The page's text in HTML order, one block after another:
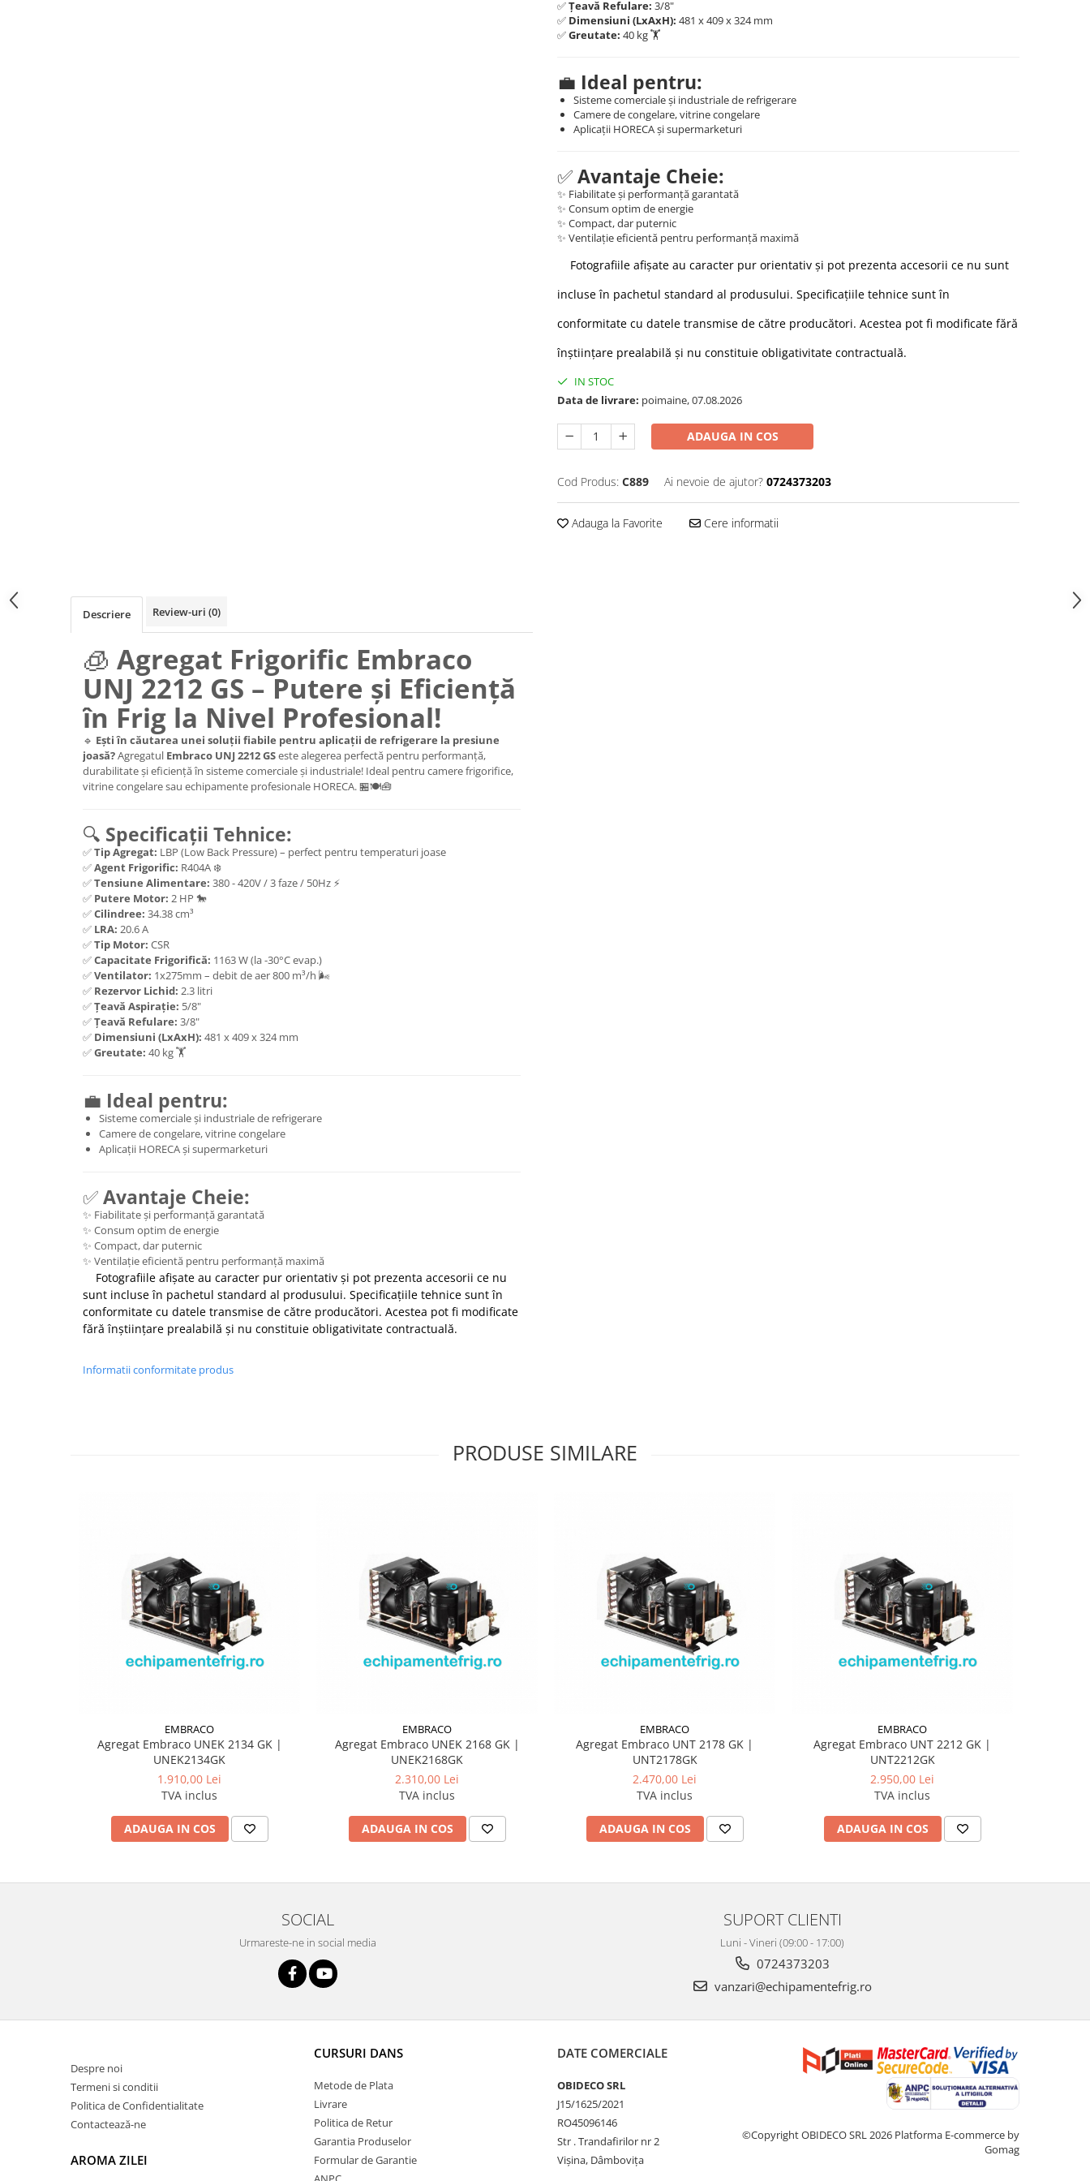
✅Țeavă Refulare: 3/8"
✅ Dimensiuni (LxAxH): 481 x 409 x 324 mm
✅Greutate: 40 kg 🏋️
💼 Ideal pentru:
Sisteme comerciale și industriale de refrigerare
Camere de congelare, vitrine congelare
Aplicații HORECA și supermarketuri
✅Avantaje Cheie:
✨ Fiabilitate și performanță garantată
✨ Consum optim de energie
✨ Compact, dar puternic
✨ Ventilație eficientă pentru performanță maximă
Fotografiile afișate au caracter pur orientativ și pot prezenta accesorii ce nu sunt
incluse în pachetul standard al produsului. Specificațiile tehnice sunt în
conformitate cu datele transmise de către producători. Acestea pot fi modificate fără
înștiințare prealabilă și nu constituie obligativitate contractuală.
IN STOC
Data de livrare: poimaine, 07.08.2026
ADAUGA IN COS
Cod Produs: C889 Ai nevoie de ajutor? 0724373203
Adauga la Favorite Cere informatii
Descriere Review-uri (0)
🧊 Agregat Frigorific Embraco
UNJ 2212 GS – Putere și Eficiență
în Frig la Nivel Profesional!
🔹 Ești în căutarea unei soluții fiabile pentru aplicații de refrigerare la presiune
joasă?Agregatul Embraco UNJ 2212 GSeste alegerea perfectă pentru performanță,
durabilitate și eficiență în sisteme comerciale și industriale! Ideal pentru camere frigorifice,
vitrine congelare sau echipamente profesionale HORECA. 🏪🍽️🧰
🔍 Specificații Tehnice:
✅Tip Agregat: LBP (Low Back Pressure) – perfect pentru temperaturi joase
✅Agent Frigorific: R404A ❄️
✅Tensiune Alimentare: 380 - 420V / 3 faze / 50Hz ⚡
✅ Putere Motor: 2 HP 🐎
✅Cilindree: 34.38 cm³
✅ LRA: 20.6 A
✅Tip Motor: CSR
✅Capacitate Frigorifică: 1163 W (la -30°C evap.)
✅Ventilator: 1x275mm – debit de aer 800 m³/h 🌬️
✅ Rezervor Lichid: 2.3 litri
✅Țeavă Aspirație: 5/8"
✅Țeavă Refulare: 3/8"
✅ Dimensiuni (LxAxH): 481 x 409 x 324 mm
✅Greutate: 40 kg 🏋️
💼 Ideal pentru:
Sisteme comerciale și industriale de refrigerare
Camere de congelare, vitrine congelare
Aplicații HORECA și supermarketuri
✅Avantaje Cheie:
✨ Fiabilitate și performanță garantată
✨ Consum optim de energie
✨ Compact, dar puternic
✨ Ventilație eficientă pentru performanță maximă
Fotografiile afișate au caracter pur orientativ și pot prezenta accesorii ce nu
sunt incluse în pachetul standard al produsului. Specificațiile tehnice sunt în
conformitate cu datele transmise de către producători. Acestea pot fi modificate
fără înștiințare prealabilă și nu constituie obligativitate contractuală.
Informatii conformitate produs
PRODUSE SIMILARE
EMBRACO
Agregat Embraco UNEK 2134 GK |
UNEK2134GK
1.910,00 Lei
TVA inclus
ADAUGA IN COS
EMBRACO
Agregat Embraco UNEK 2168 GK |
UNEK2168GK
2.310,00 Lei
TVA inclus
ADAUGA IN COS
EMBRACO
Agregat Embraco UNT 2178 GK |
UNT2178GK
2.470,00 Lei
TVA inclus
ADAUGA IN COS
EMBRACO
Agregat Embraco UNT 2212 GK |
UNT2212GK
2.950,00 Lei
TVA inclus
ADAUGA IN COS
SOCIAL
Urmareste-ne in social media
SUPORT CLIENTI
Luni - Vineri (09:00 - 17:00)
0724373203
vanzari@echipamentefrig.ro
Despre noi
Termeni si conditii
Politica de Confidentialitate
Contactează-ne
AROMA ZILEI
CURSURI DANS
Metode de Plata
Livrare
Politica de Retur
Garantia Produselor
Formular de Garantie
DATE COMERCIALE
OBIDECO SRL
J15/1625/2021
RO45096146
Str . Trandafirilor nr 2
Vișina, Dâmbovița
©Copyright OBIDECO SRL 2026 Platforma E-commerce by
Gomag